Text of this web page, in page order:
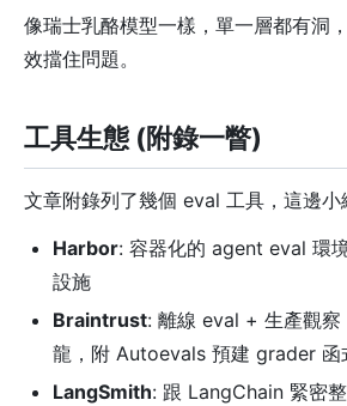
像瑞士乳酪模型一樣，單一層都有洞
效擋住問題。
工具生態 (附錄一瞥)
文章附錄列了幾個 eval 工具，這邊小
Harbor: 容器化的 agent eval 環
設施
Braintrust: 離線 eval + 生產觀
龍，附 Autoevals 預建 grader 函
LangSmith: 跟 LangChain 緊密